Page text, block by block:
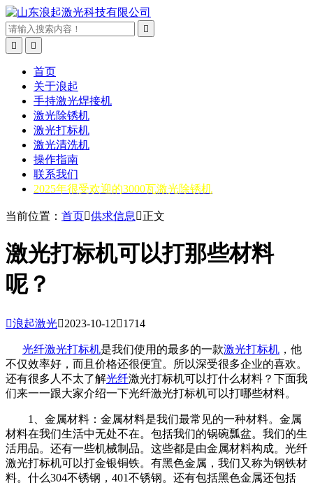



首页
关于浪起
手持激光焊接机
激光除锈机
激光打标机
激光清洗机
操作指南
联系我们
2025年很受欢迎的3000瓦激光除锈机
当前位置： 首页供求信息 正文
激光打标机可以打那些材料
呢？
浪起激光2023-10-121714
光纤激光打标机是我们使用的最多的一款激光打标机 ，他
不仅效率好，而且价格还很便宜。所以深受很多企业的喜欢。
还有很多人不太了解光纤激光打标机可以打什么材料？下面我
们来一一跟大家介绍一下光纤激光打标机可以打哪些材料。
1、金属材料：金属材料是我们最常见的一种材料。金属
材料在我们生活中无处不在。包括我们的锅碗瓢盆。我们的生
活用品。还有一些机械制品。这些都是由金属材料构成。光纤
激光打标机可以打金银铜铁。有黑色金属，我们又称为钢铁材
料。什么304不锈钢，401不锈钢。还有包括黑色金属还包括